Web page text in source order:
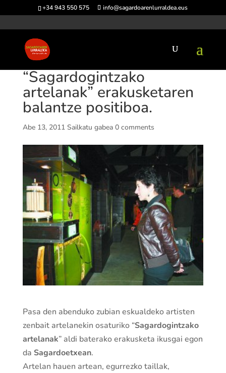
+34 943 550 575 info@sagardoarenlurraldea.eus
“Sagardogintzako
artelanak” erakusketaren
balantze positiboa.
Abe 13, 2011 Sailkatu gabea 0 comments
Pasa den abenduko zubian eskualdeko artisten
zenbait artelanekin osaturiko “Sagardogintzako
artelanak” aldi baterako erakusketa ikusgai egon
da Sagardoetxean.
Artelan hauen artean, egurrezko taillak,